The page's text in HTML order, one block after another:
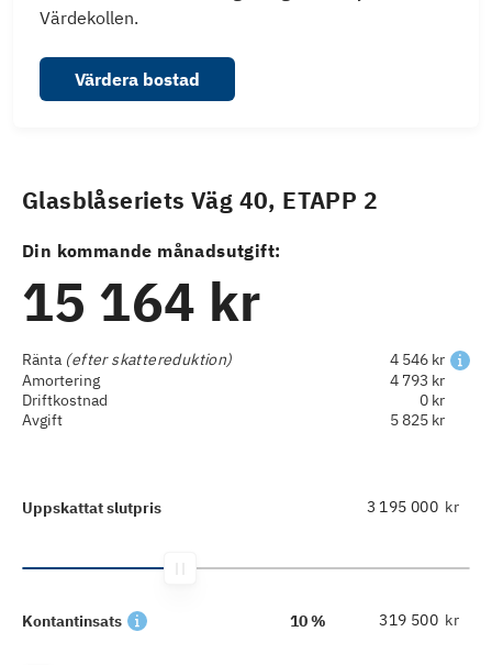
Värdekollen.
Värdera bostad
Glasblåseriets Väg 40, ETAPP 2
Din kommande månadsutgift:
15 164 kr
Ränta (efter skattereduktion)
4 546 kr
Amortering
4 793 kr
Driftkostnad
0 kr
Avgift
5 825 kr
Uppskattat slutpris kr
Kontantinsats 10 % kr